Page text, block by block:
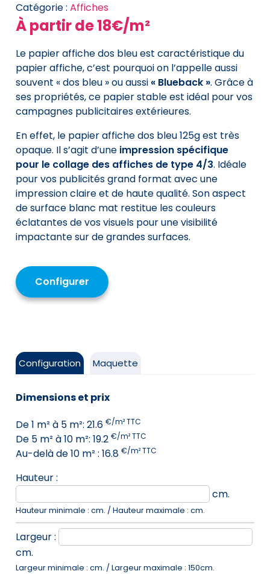
Catégorie :Affiches
À partir de18€/m²
Le papier affiche dos bleu est caractéristique du
papier affiche, c’est pourquoi on l’appelle aussi
souvent « dos bleu » ou aussi « Blueback ». Grâce à
ses propriétés, ce papier stable est idéal pour vos
campagnes publicitaires extérieures.
En effet, le papier affiche dos bleu 125g est très
opaque. Il s’agit d’une impression spécifique
pour le collage des affiches de type 4/3. Idéale
pour vos publicités grand format avec une
impression claire et de haute qualité. Son aspect
de surface blanc mat restitue les couleurs
éclatantes de vos visuels pour une visibilité
impactante sur de grandes surfaces.
Configurer
Configuration Maquette
Dimensions et prix
De1 m² à 5 m²:21.6 €/m² TTC
De 5 m² à10 m²:19.2 €/m² TTC
Au-delà de10 m² :16.8 €/m² TTC
Hauteur :
cm.
Hauteur minimale : cm. / Hauteur maximale : cm.
Largeur :
cm.
Largeur minimale : cm. / Largeur maximale : 150cm.